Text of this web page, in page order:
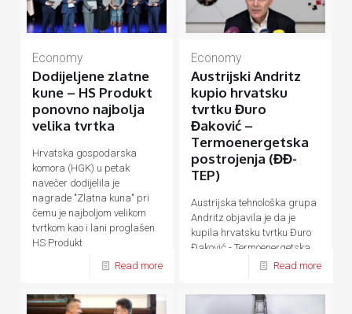
Economy
Dodijeljene zlatne
kune – HS Produkt
ponovno najbolja
velika tvrtka
Hrvatska gospodarska
komora (HGK) u petak
navečer dodijelila je
nagrade "Zlatna kuna" pri
čemu je najboljom velikom
tvrtkom kao i lani proglašen
HS Produkt
Read more
Economy
Austrijski Andritz
kupio hrvatsku
tvrtku Đuro
Đaković –
Termoenergetska
postrojenja (ĐĐ-
TEP)
Austrijska tehnološka grupa
Andritz objavila je da je
kupila hrvatsku tvrtku Đuro
Đaković - Termoenergetska
postrojenja (ĐĐ-TEP)Read more